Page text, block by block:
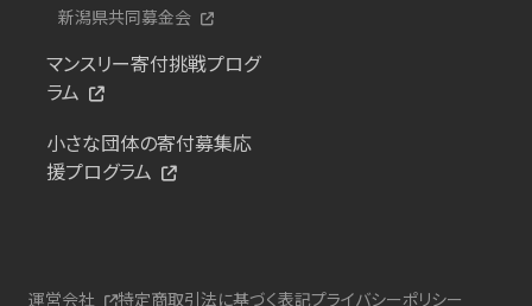
新潟県共同募金会
マンスリー寄付挑戦プログ
ラム
小さな団体の寄付募集応
援プログラム
運営会社 特定商取引法に基づく表記プライバシーポリシー